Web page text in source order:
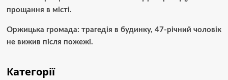
прощання в місті.
Оржицька громада: трагедія в будинку, 47-річний чоловік
не вижив після пожежі.
Категорії